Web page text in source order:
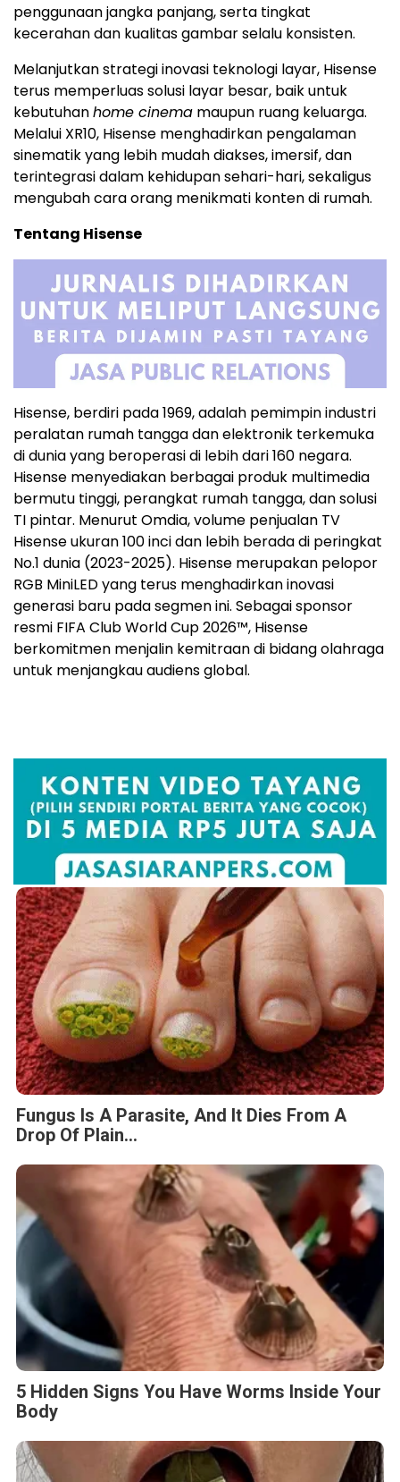
penggunaan jangka panjang, serta tingkat
kecerahan dan kualitas gambar selalu konsisten.
Melanjutkan strategi inovasi teknologi layar, Hisense
terus memperluas solusi layar besar, baik untuk
kebutuhanhome cinema maupun ruang keluarga.
Melalui XR10, Hisense menghadirkan pengalaman
sinematik yang lebih mudah diakses, imersif, dan
terintegrasi dalam kehidupan sehari-hari, sekaligus
mengubah cara orang menikmati konten di rumah.
Tentang Hisense
Hisense, berdiri pada 1969, adalah pemimpin industri
peralatan rumah tangga dan elektronik terkemuka
di dunia yang beroperasi di lebih dari 160 negara.
Hisense menyediakan berbagai produk multimedia
bermutu tinggi, perangkat rumah tangga, dan solusi
TI pintar. Menurut Omdia, volume penjualan TV
Hisense ukuran 100 inci dan lebih berada di peringkat
No.1 dunia (2023-2025). Hisense merupakan pelopor
RGB MiniLED yang terus menghadirkan inovasi
generasi baru pada segmen ini. Sebagai sponsor
resmi FIFA Club World Cup 2026™, Hisense
berkomitmen menjalin kemitraan di bidang olahraga
untuk menjangkau audiens global.
Fungus Is A Parasite, And It Dies From A
Drop Of Plain...
5 Hidden Signs You Have Worms Inside Your
Body